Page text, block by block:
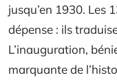
jusqu’en 1930. Les
dépense : ils
L’inauguration,
marquante de